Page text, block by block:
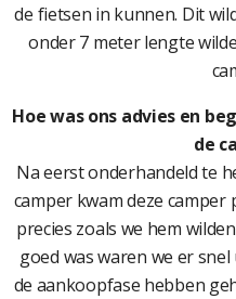
de fietsen in kunnen. Dit
onder 7 meter lengte
Hoe was ons advies en
de
Na eerst onderhandeld te
camper kwam deze
precies zoals we hem
goed was waren we er
de aankoopfase hebben